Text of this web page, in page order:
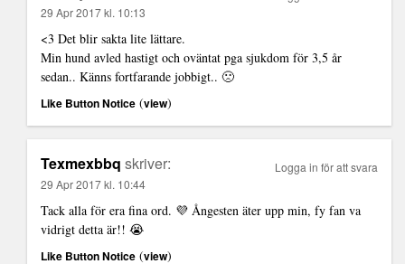
29 Apr 2017 kl. 10:13
<3 Det blir sakta lite lättare.
Min hund avled hastigt och oväntat pga sjukdom för 3,5 år
sedan.. Känns fortfarande jobbigt.. 🙁
Like Button Notice (view)
Texmexbbq skriver:
29 Apr 2017 kl. 10:44
Tack alla för era fina ord. 💜 Ångesten äter upp min, fy fan va
vidrigt detta är!! 😭
Like Button Notice (view)
Logga in för att svara